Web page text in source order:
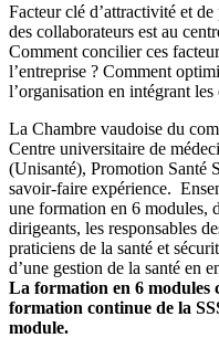
Facteur clé d’attractivité et
des collaborateurs est au
Comment concilier ces
l’entreprise ? Comment
l’organisation en intégrant
La Chambre vaudoise du
Centre universitaire de
(Unisanté), Promotion Santé
savoir-faire expérience.
une formation en 6 modules,
dirigeants, les responsables
praticiens de la santé et
d’une gestion de la santé en
La formation en 6 modules
formation continue de la
module.